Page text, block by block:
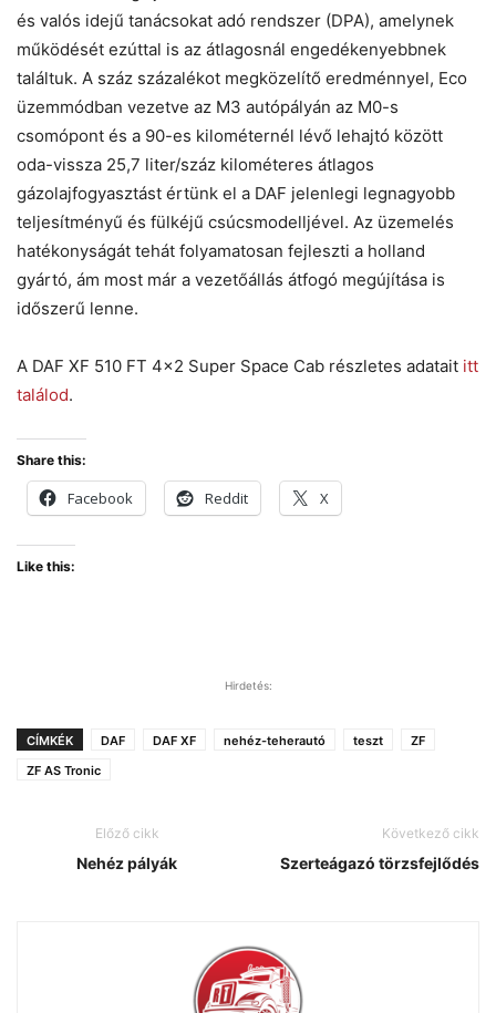
és valós idejű tanácsokat adó rendszer (DPA), amelynek
működését ezúttal is az átlagosnál engedékenyebbnek
találtuk. A száz százalékot megközelítő eredménnyel, Eco
üzemmódban vezetve az M3 autópályán az M0-s
csomópont és a 90-es kilométernél lévő lehajtó között
oda-vissza 25,7 liter/száz kilométeres átlagos
gázolajfogyasztást értünk el a DAF jelenlegi legnagyobb
teljesítményű és fülkéjű csúcsmodelljével. Az üzemelés
hatékonyságát tehát folyamatosan fejleszti a holland
gyártó, ám most már a vezetőállás átfogó megújítása is
időszerű lenne.
A DAF XF 510 FT 4×2 Super Space Cab részletes adatait itt
találod.
Share this:
Facebook Reddit X
Like this:
Hirdetés:
CÍMKÉK DAF DAF XF nehéz-teherautó teszt
ZF
ZF AS Tronic
Előző cikk
Nehéz pályák
Következő cikk
Szerteágazó törzsfejlődés